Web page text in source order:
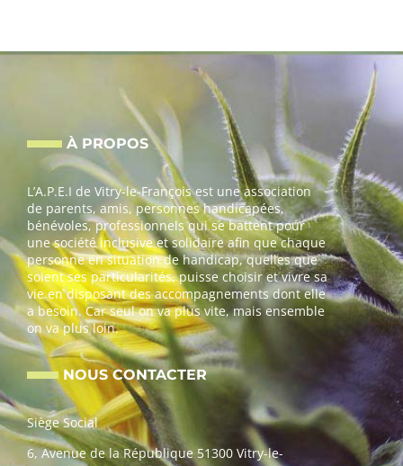
À PROPOS
L’A.P.E.I de Vitry-le-François est une association
de parents, amis, personnes handicapées,
bénévoles, professionnels qui se battent pour
une société inclusive et solidaire afin que chaque
personne en situation de handicap, quelles que
soient ses particularités, puisse choisir et vivre sa
vie en disposant des accompagnements dont elle
a besoin. Car seul on va plus vite, mais ensemble
on va plus loin.
NOUS CONTACTER
Siège Social
6, Avenue de la République 51300 Vitry-le-